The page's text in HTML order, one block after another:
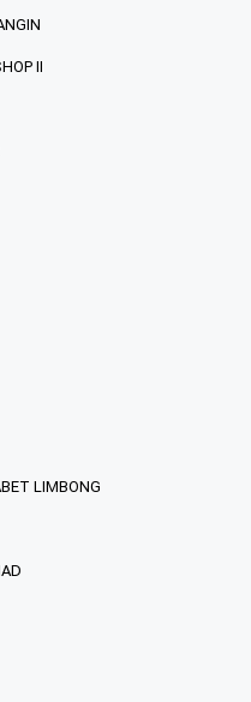
II
LIMBONG